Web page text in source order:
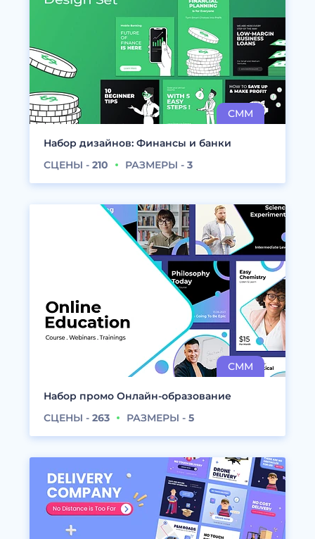
Набор дизайнов: Финансы и банки
СЦЕНЫ - 210 РАЗМЕРЫ - 3
Набор промо Онлайн-образование
СЦЕНЫ - 263 РАЗМЕРЫ - 5